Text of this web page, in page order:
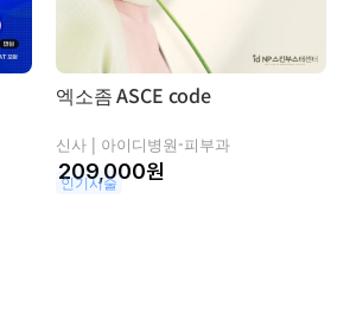
엑소좀 ASCE code
신사 | 아이디병원-피부과
원
인기시술